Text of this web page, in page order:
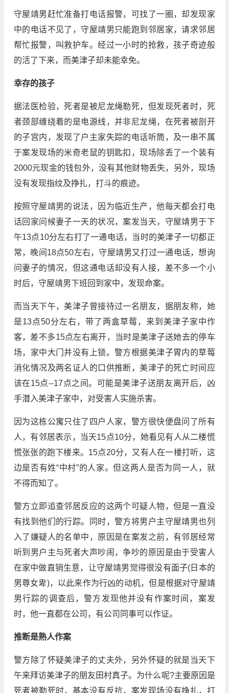
守屋靖男赶忙准备打电话报警，可找了一圈，却发现家
中的电话不见了，守屋靖男只能跑到邻居家，请求邻居
帮忙报警，叫救护车。经过一小时的抢救，孩子奇迹般
的活了下来，而美津子却未能幸免。
幸存的孩子
据法医检验，死者是被尼龙绳勒死，但发现死者时，死
者颈部缠绕着的是电源线，并非尼龙绳，在死者被剖开
的子宫内，发现了户主家失踪的电话听筒，及一串不属
于案发现场的米奇老鼠的钥匙扣，现场除丢了一个装有
2000元现金的钱包外，没有其他财物丢失，另外，现场
没有发现指纹及挣扎，打斗的痕迹。
按照守屋靖男的说法，因为临近生产，他每天都会打电
话回家问候妻子一天的状况，案发当天，守屋靖男于下
午13点10分左右打了一通电话，当时的美津子一切都正
常，晚间18点50左右，守屋靖男又打过一通电话，想询
问妻子的情况，但这通电话却没有人接，差不多一个小
时后，守屋靖男下班回到家中，发现命案。
而当天下午，美津子曾接待过一名朋友，据朋友称，她
是13点50分左右，带了两盒草莓，来到美津子家中作
客，差不多15点左右离开，当时是美津子送她去的停车
场，家中大门并没有上锁。警方根据美津子胃内的草莓
消化情况及两名证人的口供推断，美津子的死亡时间应
该在15点--17点之间。可能是美津子送朋友离开后，凶
手潜入美津子家中，对受害人实施杀害。
因为这栋公寓只住了四户人家，警方很快便盘问了所有
人，有邻居表示，当天15点10分，她看见有人从二楼慌
慌张张的跑下楼来。15点20分，又有人在一楼打听，这
边是否有姓“中村”的人家。但这两人是否为同一人，就
不得而知了。
警方立即追查邻居反应的这两个可疑人物，但是一直没
有找到他们的行踪。同时，警方将男户主守屋靖男也列
入了嫌疑人的名单中，原因是在案发之前，有邻居经常
听到男户主与死者大声吵闹，争吵的原因是由于受害人
在家中做直销生意，让守屋靖男觉得很没有面子(日本的
男尊女卑)，以此来作为行凶的动机，但是根据对守屋靖
男行踪的调查后，警方发现他并没有作案时间，案发
时，他一直都在公司，有公司同事可以作证。
推断是熟人作案
警方除了怀疑美津子的丈夫外，另外怀疑的就是当天下
午来拜访美津子的朋友田村真子。为什么呢?主要原因是
死者被勒死时，基本没有反抗，案发现场没有挣扎，打